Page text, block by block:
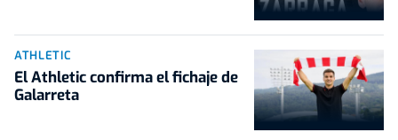
ATHLETIC
El Athletic confirma el fichaje de
Galarreta